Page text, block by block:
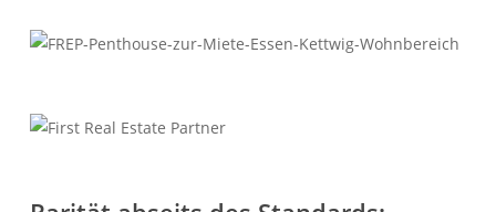
Herzlich Willkommen
First Real Estate Partner